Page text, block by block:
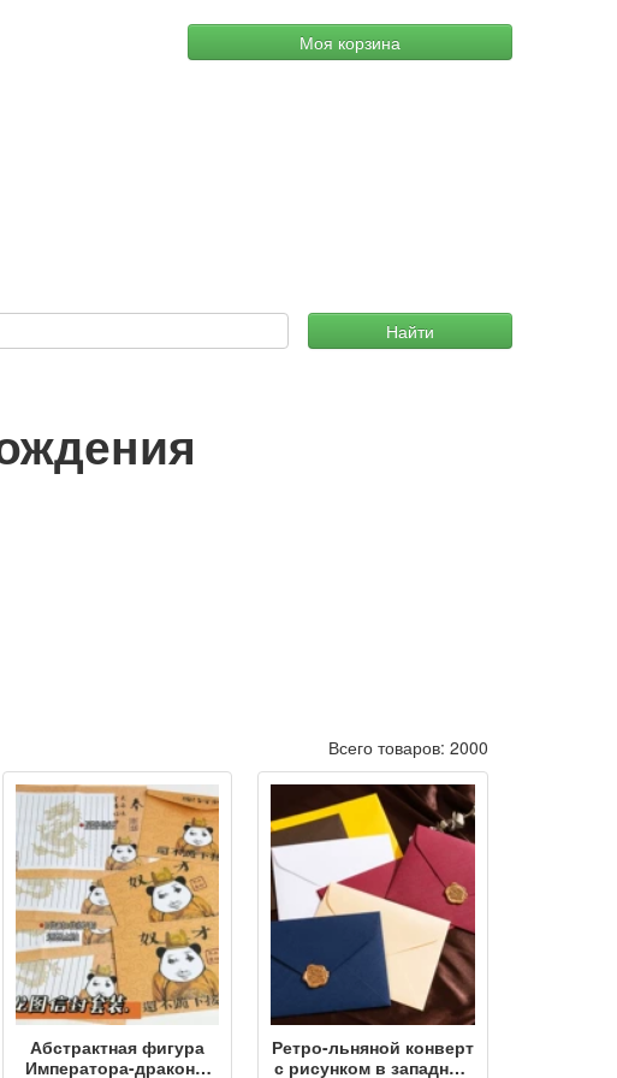
Моя корзина
Найти
Всего товаров: 2000
Абстрактная фигура
Императора-дракона,
Ретро-льняной конверт
с рисунком в западном